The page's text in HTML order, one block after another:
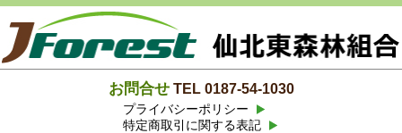
お問合せ TEL 0187-54-1030
プライバシーポリシー
特定商取引に関する表記